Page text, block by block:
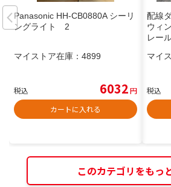
Panasonic HH-CB0880A シーリ
ングライト 2
マイストア在庫： 4899
税込 6032円
カートに入れる
配線
ウィ
レー
マイ
税込
このカテゴリをもっ